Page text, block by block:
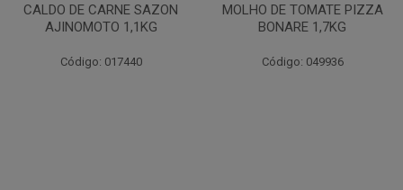
MOLHO DE TOMATE PIZZA
BONARE 1,7KG
Código: 049936
MARGARINA USO
PROFISSIONAL 80% CUKIN
Código: 062469